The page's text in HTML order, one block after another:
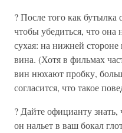
? После того как бутылка
чтобы убедиться, что
сухая: на нижней
вина. (Хотя в фильмах
вин нюхают пробку,
согласится, что такое
? Дайте официанту знать,
он нальет в ваш бокал